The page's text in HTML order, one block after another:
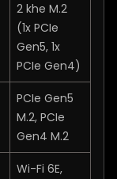
2 khe M.2
(1x PCIe
Gen5, 1x
PCIe Gen4)
PCIe Gen5
M.2, PCIe
Gen4 M.2
Wi-Fi 6E,